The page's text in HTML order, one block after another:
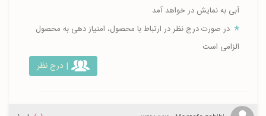
آبی به نمایش در خواهد آمد
در صورت درج نظر در ارتباط با محصول، امتیاز دهی به محصول
الزامی است
| درج نظر